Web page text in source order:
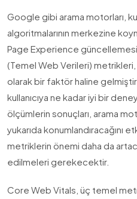
Google gibi arama motorları,
algoritmalarının merkezine
Page Experience
(Temel Web Verileri) metrikleri,
olarak bir faktör haline
kullanıcıya ne kadar iyi bir
ölçümlerin sonuçları, arama
yukarıda konumlandıracağını
metriklerin önemi daha da
edilmeleri gerekecektir.
Core Web Vitals, üç temel